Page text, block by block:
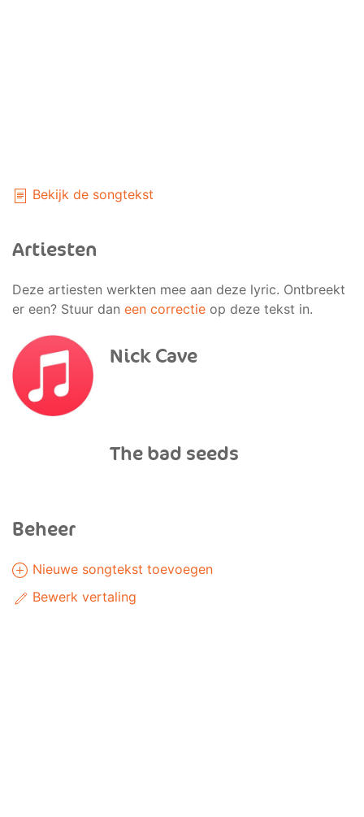
Bekijk de songtekst
Artiesten
Deze artiesten werkten mee aan deze lyric. Ontbreekt
er een? Stuur dan een correctie op deze tekst in.
Nick Cave
The bad seeds
Beheer
Nieuwe songtekst toevoegen
Bewerk vertaling